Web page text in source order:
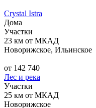
Crystal Istra
Дома
Участки
23 км от МКАД
Новорижское, Ильинское
от 142 740
Лес и река
Участки
25 км от МКАД
Новорижское